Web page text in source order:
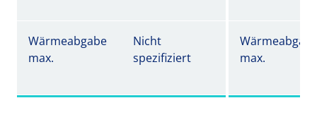
Wärmeabgabe
max.
Nicht
spezifiziert
max.